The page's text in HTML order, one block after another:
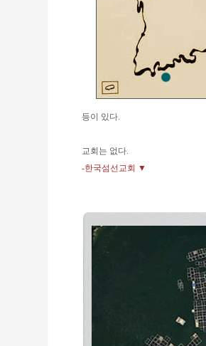
등이 있다.
교회는 없다.
-한국섬선교회 ▼